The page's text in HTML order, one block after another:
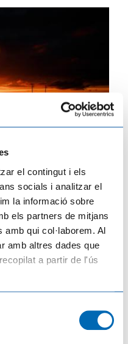
el contingut i els
socials i analitzar el
la informació sobre
els partners de mitjans
qui col·laborem. Al
amb altres dades que
a partir de l'ús